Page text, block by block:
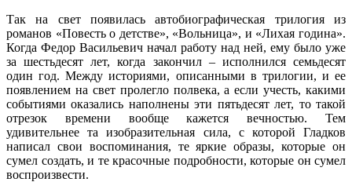
Так на свет появилась автобиографическая трилогия из
романов «Повесть о детстве», «Вольница», и «Лихая година».
Когда Федор Васильевич начал работу над ней, ему было уже
за шестьдесят лет, когда закончил – исполнился семьдесят
один год. Между историями, описанными в трилогии, и ее
появлением на свет пролегло полвека, а если учесть, какими
событиями оказались наполнены эти пятьдесят лет, то такой
отрезок времени вообще кажется вечностью. Тем
удивительнее та изобразительная сила, с которой Гладков
написал свои воспоминания, те яркие образы, которые он
сумел создать, и те красочные подробности, которые он сумел
воспроизвести.